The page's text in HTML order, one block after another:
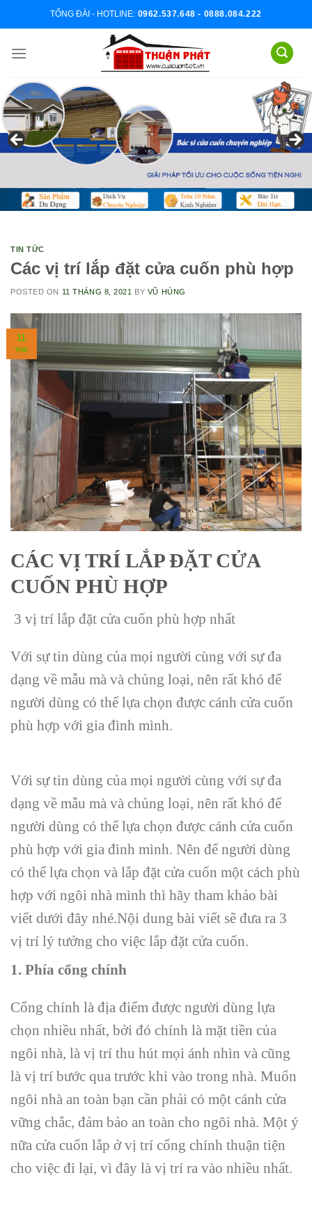
TỔNG ĐÀI - HOTLINE: 0962.537.648 - 0888.084.222
TIN TỨC
Các vị trí lắp đặt cửa cuốn phù hợp
POSTED ON 11 THÁNG 8, 2021 BY VŨ HÙNG
11
TH8
CÁC VỊ TRÍ LẮP ĐẶT CỬA
CUỐN PHÙ HỢP
3 vị trí lắp đặt cửa cuốn phù hợp nhất
Với sự tin dùng của mọi người cùng với sự đa
dạng về mẫu mà và chủng loại, nên rất khó để
người dùng có thể lựa chọn được cánh cửa cuốn
phù hợp với gia đình mình.
Với sự tin dùng của mọi người cùng với sự đa
dạng về mẫu mà và chủng loại, nên rất khó để
người dùng có thể lựa chọn được cánh cửa cuốn
phù hợp với gia đình mình. Nên để người dùng
có thể lựa chọn và lắp đặt cửa cuốn một cách phù
hợp với ngôi nhà mình thì hãy tham khảo bài
viết dưới đây nhé.Nội dung bài viết sẽ đưa ra 3
vị trí lý tưởng cho việc lắp đặt cửa cuốn.
1. Phía cổng chính
Cổng chính là địa điểm được người dùng lựa
chọn nhiều nhất, bởi đó chính là mặt tiền của
ngôi nhà, là vị trí thu hút mọi ánh nhìn và cũng
là vị trí bước qua trước khi vào trong nhà. Muốn
ngôi nhà an toàn bạn cần phải có một cánh cửa
vững chắc, đảm bảo an toàn cho ngôi nhà. Một ý
nữa cửa cuốn lắp ở vị trí cổng chính thuận tiện
cho việc đi lại, vì đây là vị trí ra vào nhiều nhất.